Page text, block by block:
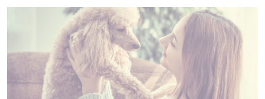
ServiceWorkerLogsDatabase#SWHealthLog
Anbieter:
youtube.com
Zweck:
Notwendig für die
Implementierung und
Funktionalität von YouTube-